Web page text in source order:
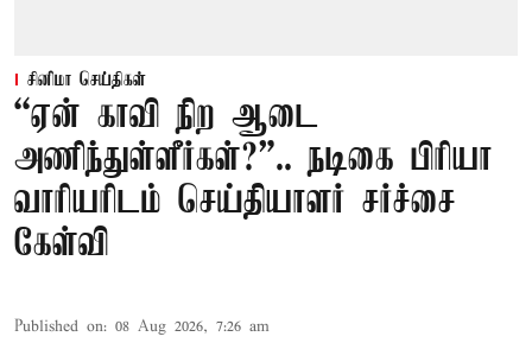
சினிமா செய்திகள்
“ஏன் காவி நிற ஆடை
அணிந்துள்ளீர்கள்?”.. நடிகை பிரியா
வாரியரிடம் செய்தியாளர் சர்ச்சை
கேள்வி
Published on: 08 Aug 2026, 7:26 am